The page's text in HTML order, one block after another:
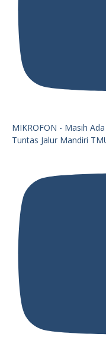
MIKROFON - Masih
Tuntas Jalur Mandiri